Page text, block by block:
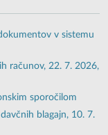
v sistemu
računov, 22. 7. 2026,
sporočilom
blagajn, 10. 7.